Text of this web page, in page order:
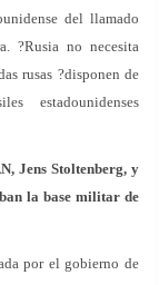
del llamado
?Rusia no necesita
rusas ?disponen de
estadounidenses
Jens Stoltenberg, y
la base militar de
por el gobierno de